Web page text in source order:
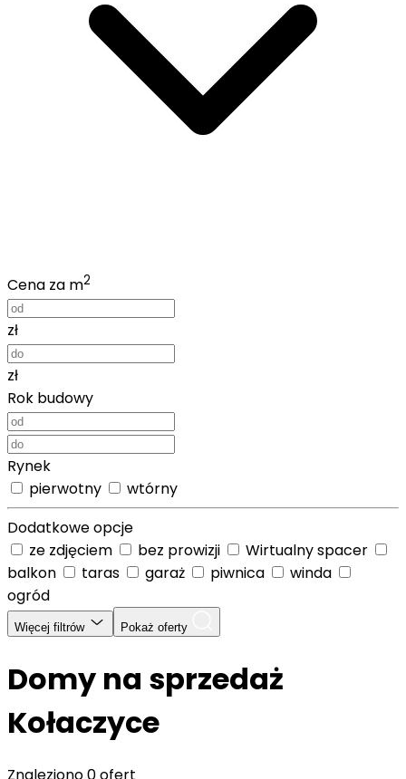
Cena za m2
zł
zł
Rok budowy
Rynek
pierwotny
wtórny
Dodatkowe opcje
ze zdjęciem
bez prowizji
Wirtualny spacer
balkon
taras garaż piwnica
winda
ogród
Więcej filtrów Pokaż oferty
Domy na sprzedaż
Kołaczyce